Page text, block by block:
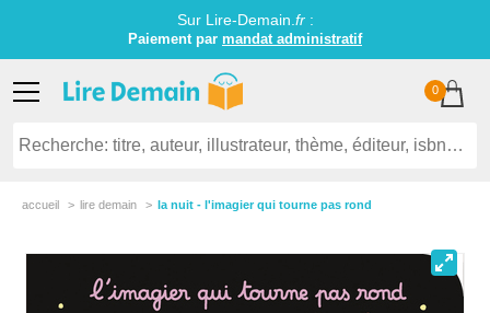
Sur Lire-Demain. fr:
Paiement par mandat administratif
0
accueil lire demain la nuit - l'imagier qui tourne pas rond